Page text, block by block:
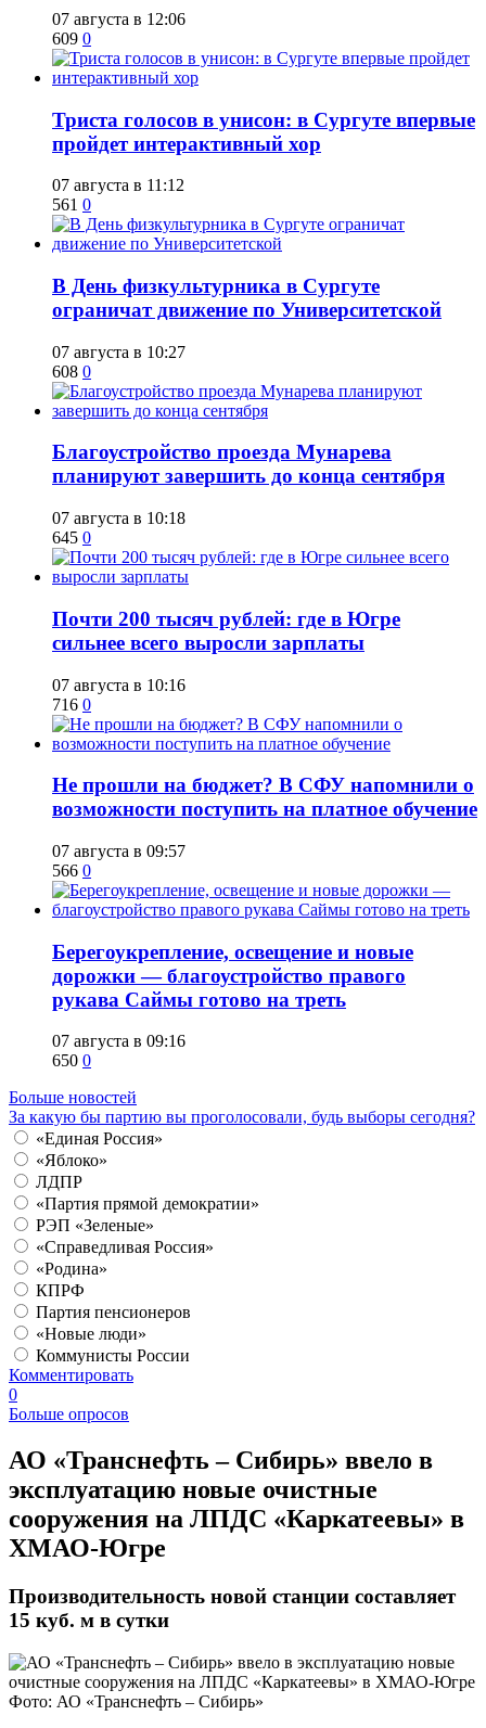
07 августа в 12:06
609 0
​Триста голосов в унисон: в Сургуте впервые
пройдет интерактивный хор
07 августа в 11:12
561 0
​В День физкультурника в Сургуте
ограничат движение по Университетской
07 августа в 10:27
608 0
Благоустройство проезда Мунарева
планируют завершить до конца сентября
07 августа в 10:18
645 0
​Почти 200 тысяч рублей: где в Югре
сильнее всего выросли зарплаты
07 августа в 10:16
716 0
Не прошли на бюджет? В СФУ напомнили о
возможности поступить на платное обучение
07 августа в 09:57
566 0
Берегоукрепление, освещение и новые
дорожки — благоустройство правого
рукава Саймы готово на треть
07 августа в 09:16
650 0
Больше новостей
За какую бы партию вы проголосовали, будь выборы сегодня?
«Единая Россия»
«Яблоко»
ЛДПР
«Партия прямой демократии»
РЭП «Зеленые»
«Справедливая Россия»
«Родина»
КПРФ
Партия пенсионеров
«Новые люди»
Коммунисты России
Комментировать
0
Больше опросов
​АО «Транснефть – Сибирь» ввело в
эксплуатацию новые очистные
сооружения на ЛПДС «Каркатеевы» в
ХМАО-Югре
Производительность новой станции составляет
15 куб. м в сутки
Фото: АО «Транснефть – Сибирь»